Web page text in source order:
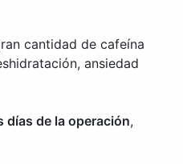
cantidad de cafeína
ansiedad
días de la operación,